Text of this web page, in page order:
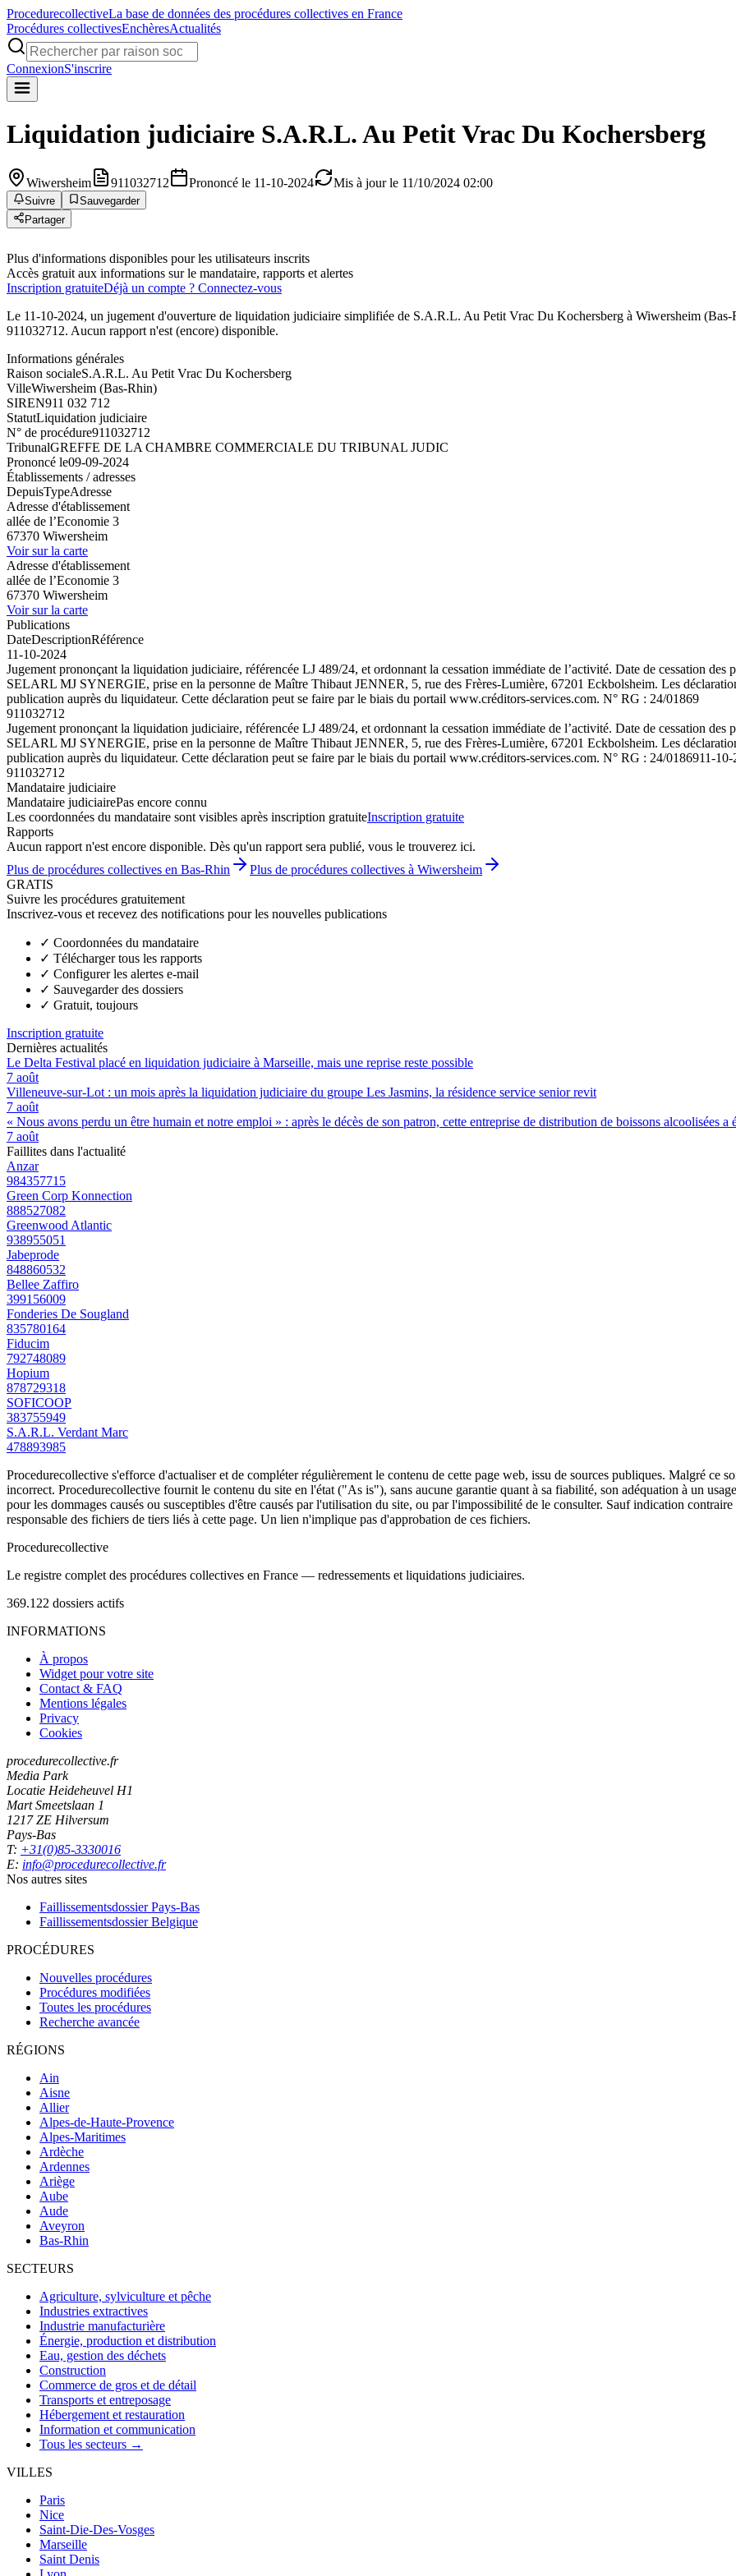
ProcedurecollectiveLa base de données des procédures collectives en France
Procédures collectivesEnchèresActualités
ConnexionS'inscrire
Liquidation judiciaire S.A.R.L. Au Petit Vrac Du Kochersberg
Wiwersheim 911032712 Prononcé le 11-10-2024 Mis à jour le 11/10/2024 02:00
Suivre
Sauvegarder
Partager
Plus d'informations disponibles pour les utilisateurs inscrits
Accès gratuit aux informations sur le mandataire, rapports et alertes
Inscription gratuiteDéjà un compte ? Connectez-vous
Le 11-10-2024, un jugement d'ouverture de liquidation judiciaire simplifiée de S.A.R.L. Au Petit Vrac Du Kochersberg à Wiwersheim (Bas-
911032712. Aucun rapport n'est (encore) disponible.
Informations générales
Raison socialeS.A.R.L. Au Petit Vrac Du Kochersberg
VilleWiwersheim (Bas-Rhin)
SIREN911 032 712
StatutLiquidation judiciaire
N° de procédure911032712
TribunalGREFFE DE LA CHAMBRE COMMERCIALE DU TRIBUNAL JUDIC
Prononcé le09-09-2024
Établissements / adresses
DepuisTypeAdresse
Adresse d'établissement
allée de l’Economie 3
67370 Wiwersheim
Voir sur la carte
Adresse d'établissement
allée de l’Economie 3
67370 Wiwersheim
Voir sur la carte
Publications
DateDescriptionRéférence
11-10-2024
Jugement prononçant la liquidation judiciaire, référencée LJ 489/24, et ordonnant la cessation immédiate de l’activité. Date de cessation
SELARL MJ SYNERGIE, prise en la personne de Maître Thibaut JENNER, 5, rue des Frères-Lumière, 67201 Eckbolsheim. Les
publication auprès du liquidateur. Cette déclaration peut se faire par le biais du portail www.créditors-services.com. N° RG : 24/01869
911032712
Jugement prononçant la liquidation judiciaire, référencée LJ 489/24, et ordonnant la cessation immédiate de l’activité. Date de cessation
SELARL MJ SYNERGIE, prise en la personne de Maître Thibaut JENNER, 5, rue des Frères-Lumière, 67201 Eckbolsheim. Les
publication auprès du liquidateur. Cette déclaration peut se faire par le biais du portail www.créditors-services.com. N° RG : 24/0186911-10-
911032712
Mandataire judiciaire
Mandataire judiciairePas encore connu
Les coordonnées du mandataire sont visibles après inscription gratuiteInscription gratuite
Rapports
Aucun rapport n'est encore disponible. Dès qu'un rapport sera publié, vous le trouverez ici.
Plus de procédures collectives en Bas-Rhin
Plus de procédures collectives à Wiwersheim
GRATIS
Suivre les procédures gratuitement
Inscrivez-vous et recevez des notifications pour les nouvelles publications
✓ Coordonnées du mandataire
✓ Télécharger tous les rapports
✓ Configurer les alertes e-mail
✓ Sauvegarder des dossiers
✓ Gratuit, toujours
Inscription gratuite
Dernières actualités
Le Delta Festival placé en liquidation judiciaire à Marseille, mais une reprise reste possible
7 août
Villeneuve-sur-Lot : un mois après la liquidation judiciaire du groupe Les Jasmins, la résidence service senior revit
7 août
« Nous avons perdu un être humain et notre emploi » : après le décès de son patron, cette entreprise de distribution de boissons alcoolisées a
7 août
Faillites dans l'actualité
Anzar
984357715
Green Corp Konnection
888527082
Greenwood Atlantic
938955051
Jabeprode
848860532
Bellee Zaffiro
399156009
Fonderies De Sougland
835780164
Fiducim
792748089
Hopium
878729318
SOFICOOP
383755949
S.A.R.L. Verdant Marc
478893985
Procedurecollective s'efforce d'actualiser et de compléter régulièrement le contenu de cette page web, issu de sources publiques. Malgré ce
incorrect. Procedurecollective fournit le contenu du site en l'état ("As is"), sans aucune garantie quant à sa fiabilité, son adéquation à un
pour les dommages causés ou susceptibles d'être causés par l'utilisation du site, ou par l'impossibilité de le consulter. Sauf indication
responsable des fichiers de tiers liés à cette page. Un lien n'implique pas d'approbation de ces fichiers.
Procedurecollective
Le registre complet des procédures collectives en France — redressements et liquidations judiciaires.
369.122 dossiers actifs
INFORMATIONS
À propos
Widget pour votre site
Contact & FAQ
Mentions légales
Privacy
Cookies
procedurecollective.fr
Media Park
Locatie Heideheuvel H1
Mart Smeetslaan 1
1217 ZE Hilversum
Pays-Bas
T: +31(0)85-3330016
E: info@procedurecollective.fr
Nos autres sites
Faillissementsdossier Pays-Bas
Faillissementsdossier Belgique
PROCÉDURES
Nouvelles procédures
Procédures modifiées
Toutes les procédures
Recherche avancée
RÉGIONS
Ain
Aisne
Allier
Alpes-de-Haute-Provence
Alpes-Maritimes
Ardèche
Ardennes
Ariège
Aube
Aude
Aveyron
Bas-Rhin
SECTEURS
Agriculture, sylviculture et pêche
Industries extractives
Industrie manufacturière
Énergie, production et distribution
Eau, gestion des déchets
Construction
Commerce de gros et de détail
Transports et entreposage
Hébergement et restauration
Information et communication
Tous les secteurs →
VILLES
Paris
Nice
Saint-Die-Des-Vosges
Marseille
Saint Denis